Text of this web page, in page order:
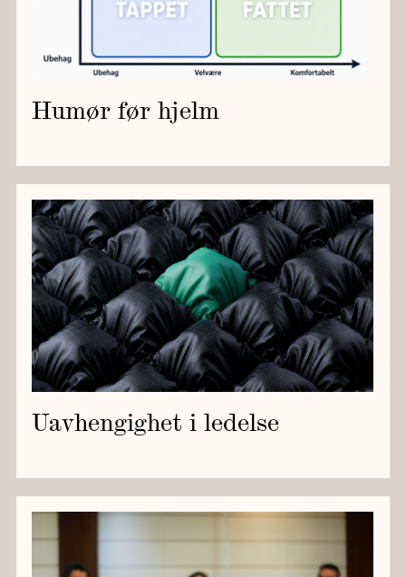
Humør før hjelm
Uavhengighet i ledelse